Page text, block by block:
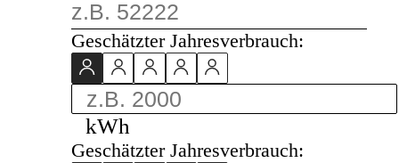
Geschätzter Jahresverbrauch:
kWh
Geschätzter Jahresverbrauch: